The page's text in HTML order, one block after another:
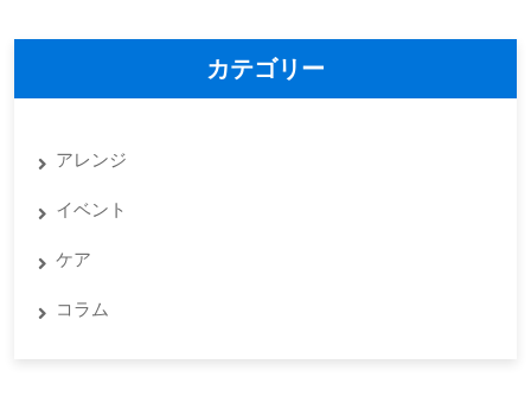
カテゴリー
アレンジ
イベント
ケア
コラム